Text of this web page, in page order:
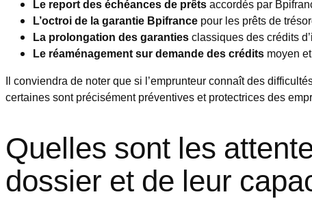
Le report des échéances de prêtsaccordés par
L’octroi de la garantie Bpifrance pour les prêts de
La prolongation des garantiesclassiques des crédits
Le réaménagement sur demande des crédits moyen
Il conviendra de noter que si l’emprunteur connaît des
certaines sont précisément préventives et protectrices des
Quelles sont les
dossier et de leur